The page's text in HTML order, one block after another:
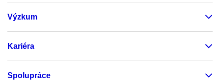
Výzkum
Kariéra
Spolupráce